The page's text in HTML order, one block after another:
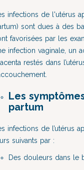
infections de l'utérus
sont dues à des
favorisées par les
infection vaginale, un
restés dans
Les
partum
infections de l’utérus
suivants par :
Des douleurs dans le